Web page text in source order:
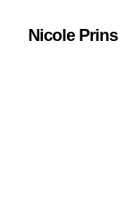
Nicole Prins